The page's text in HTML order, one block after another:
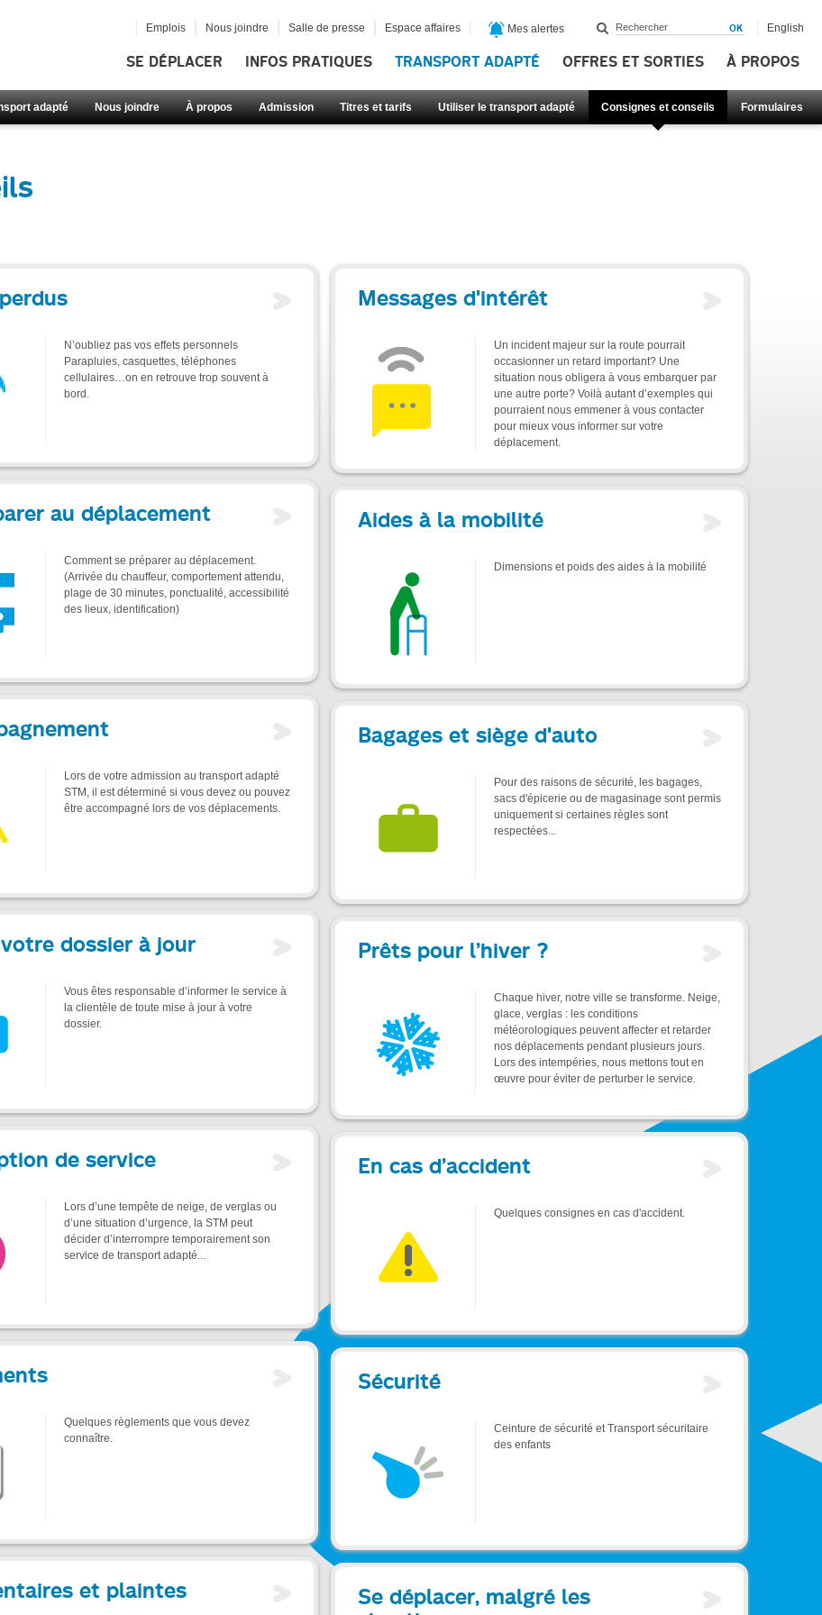
SE DÉPLACER INFOS PRATIQUES TRANSPORT ADAPTÉ OFFRES ET SORTIES À PROPOS
adapté Nous joindre À propos Admission Titres et tarifs Utiliser le transport adapté Consignes et conseils Formulaires
Emplois Nous joindre Salle de presse Espace affaires Mes alertes English
N’oubliez pas vos effets personnels
Parapluies, casquettes, téléphones
cellulaires…on en retrouve trop souvent à
bord.
Messages d'intérêt
Un incident majeur sur la route pourrait
occasionner un retard important? Une
situation nous obligera à vous embarquer par
une autre porte? Voilà autant d’exemples qui
pourraient nous emmener à vous contacter
pour mieux vous informer sur votre
déplacement.
au déplacement
Comment se préparer au déplacement.
(Arrivée du chauffeur, comportement attendu,
plage de 30 minutes, ponctualité, accessibilité
des lieux, identification)
Aides à la mobilité
Dimensions et poids des aides à la mobilité
Lors de votre admission au transport adapté
STM, il est déterminé si vous devez ou pouvez
être accompagné lors de vos déplacements.
Bagages et siège d'auto
Pour des raisons de sécurité, les bagages,
sacs d'épicerie ou de magasinage sont permis
uniquement si certaines règles sont
respectées...
dossier à jour
Vous êtes responsable d’informer le service à
la clientèle de toute mise à jour à votre
dossier.
Prêts pour l’hiver ?
Chaque hiver, notre ville se transforme. Neige,
glace, verglas : les conditions
météorologiques peuvent affecter et retarder
nos déplacements pendant plusieurs jours.
Lors des intempéries, nous mettons tout en
œuvre pour éviter de perturber le service.
de service
Lors d’une tempête de neige, de verglas ou
d’une situation d’urgence, la STM peut
décider d’interrompre temporairement son
service de transport adapté...
En cas d’accident
Quelques consignes en cas d'accident.
Quelques règlements que vous devez
connaître.
Sécurité
Ceinture de sécurité et Transport sécuritaire
des enfants
et plaintes
Se déplacer, malgré les